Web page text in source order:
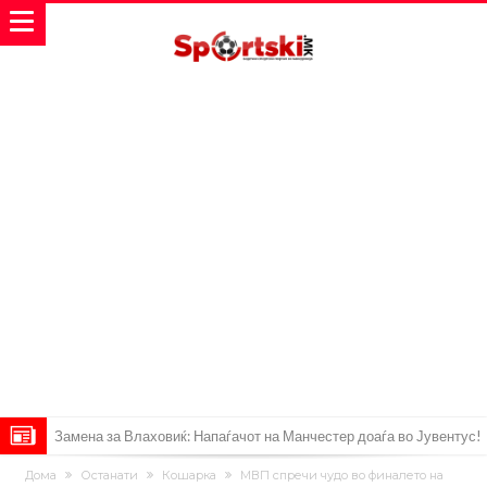
Замена за Влаховиќ: Напаѓачот на Манчестер доаѓа во Јувентус!
УЕФА повторно се заканува со бојкот на турнирите на ФИФА
Дома Останати Кошарка
МВП спречи чудо во финалето на